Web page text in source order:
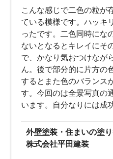
こんな感じで二色の粒が
ている模様です。ハッキ
ったです。二色同時にな
ないとなるとキレイにそ
で、かなり気おつけなが
ん。後で部分的に片方の
するとまた色のバランス
す。今回のは全景写真の
います。自分なりには成
外壁塗装・住まいの塗
株式会社平田建装